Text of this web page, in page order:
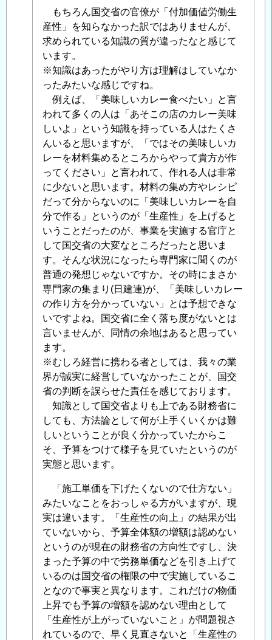
業
種)
と
国
通
省
(建
設
業)
の
「生
産
性」
に
関
す
る
認
識
の
乖
離
の
可
化 」
へ
の
返
もちろん国交省の官僚が「付加価値労働生
産性」を知らなかった訳ではありませんが、
求められている知識の質が違ったなと感じて
います。
※知識はあったがやり方は理解はしていなか
ったみたいな感じですね。
例えば、「美味しいカレー食べたい」と言
われて多くの人は「あそこの店のカレー美味
しいよ」という知識を持っている人はたくさ
んいると思いますが、「ではその美味しいカ
レーを材料集めるところからやって貴方が作
ってください」と言われて、作れる人は非常
に少ないと思います。材料の集め方やレシピ
だって分からないのに「美味しいカレーを自
分で作る」というのが「生産性」を上げると
いうことだったのが、事業を実施する官庁と
して国交省の大変なところだったと思いま
す。そんな状況になったら専門家に聞くのが
普通の発想じゃないですか。その時にまさか
専門家の集まり(日建連)が、「美味しいカレー
の作り方を分かっていない」とは予想できな
いですよね。国交省に全く落ち度がないとは
言いませんが、同情の余地はあると思ってい
ます。
※むしろ経営に携わる者としては、我々の業
界が誠実に経営していなかったことが、国交
省の判断を誤らせた責任を感じております。
知識として国交省よりも上である財務省に
しても、方法論として何が上手くいくかは難
しいということが良く分かっていたからこ
そ、予算をつけて様子を見ていたというのが
実態と思います。
「施工単価を下げたくないので仕方ない」
みたいなことをおっしゃる方がいますが、現
実は違います。「生産性の向上」の結果が出
ていないから、予算全体額の増額は認めない
というのが現在の財務省の方向性ですし、決
まった予算の中で労務単価などを引き上げて
いるのは国交省の権限の中で実施しているこ
となので事実と異なります。これだけの物価
上昇でも予算の増額を認めない理由として
「生産性が上がっていないこと」が問題視さ
れているので、早く見直さないと「生産性の